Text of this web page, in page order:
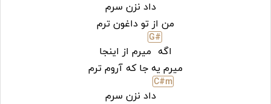
داد نزن سرم
من از تو داغون ترم
اگه
G#
میرم از اینجا
میرم یه جا که آروم ترم
C#m
داد نزن سرم